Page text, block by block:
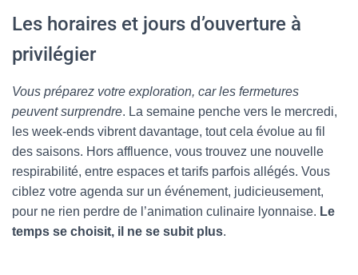
Les horaires et jours d’ouverture à
privilégier
Vous préparez votre exploration, car les fermetures
peuvent surprendre. La semaine penche vers le mercredi,
les week-ends vibrent davantage, tout cela évolue au fil
des saisons. Hors affluence, vous trouvez une nouvelle
respirabilité, entre espaces et tarifs parfois allégés. Vous
ciblez votre agenda sur un événement, judicieusement,
pour ne rien perdre de l’animation culinaire lyonnaise. Le
temps se choisit, il ne se subit plus.